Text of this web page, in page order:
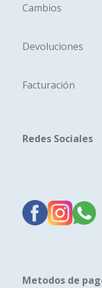
Cambios
Devoluciones
Facturación
Redes Sociales
Metodos de